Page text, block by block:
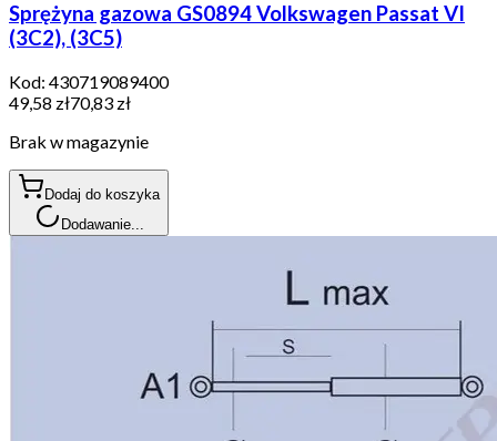
Sprężyna gazowa GS0894 Volkswagen Passat VI
(3C2), (3C5)
Kod: 430719089400
49,58 zł70,83 zł
Brak w magazynie
Dodaj do koszyka
Dodawanie...